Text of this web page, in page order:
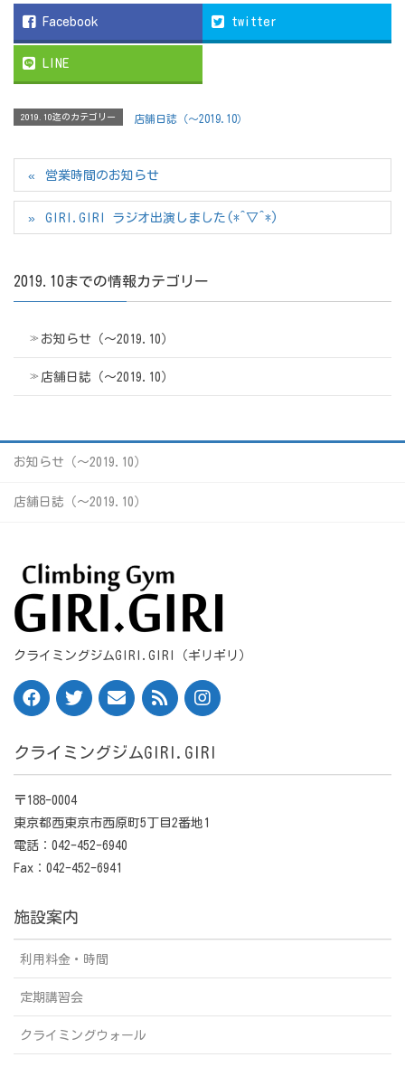
Facebook twitter
LINE
2019.10迄のカテゴリー 店舗日誌（〜2019.10）
営業時間のお知らせ
GIRI.GIRI ラジオ出演しました(*^▽^*)
2019.10までの情報カテゴリー
お知らせ（〜2019.10）
店舗日誌（〜2019.10）
お知らせ（〜2019.10）
店舗日誌（〜2019.10）
クライミングジムGIRI.GIRI（ギリギリ）
クライミングジムGIRI.GIRI
〒188-0004
東京都西東京市西原町5丁目2番地1
電話：042-452-6940
Fax：042-452-6941
施設案内
利用料金・時間
定期講習会
クライミングウォール